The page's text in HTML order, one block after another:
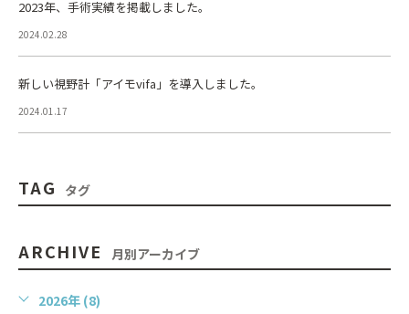
2023年、手術実績を掲載しました。
2024.02.28
新しい視野計「アイモvifa」を導入しました。
2024.01.17
TAG タグ
ARCHIVE 月別アーカイブ
2026年 (8)